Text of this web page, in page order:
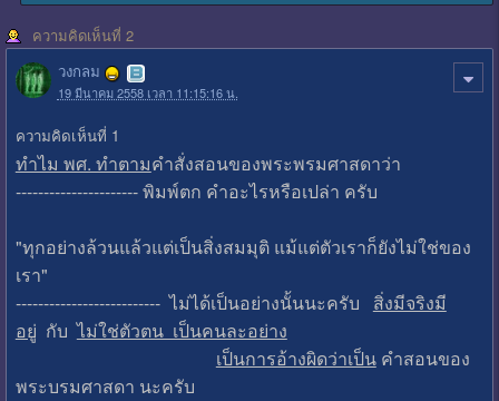
ความคิดเห็นที่ 2
วงกลม
19 มีนาคม 2558 เวลา 11:15:16 น.
ความคิดเห็นที่ 1
ทำไม พศ. ทำตามคำสั่งสอนของพระพรมศาสดาว่า
---------------------- พิมพ์ตก คำอะไรหรือเปล่า ครับ
"ทุกอย่างล้วนแล้วแต่เป็นสิ่งสมมุติ แม้แต่ตัวเราก็ยังไม่ใช่ของ
เรา"
-------------------------- ไม่ได้เป็นอย่างนั้นนะครับ สิ่งมีจริงมี
อยู่ กับไม่ใช่ตัวตน เป็นคนละอย่าง
เป็นการอ้างผิดว่าเป็นคำสอนของ
พระบรมศาสดา นะครับ